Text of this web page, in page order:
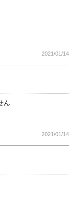
2021/01/14
ん
2021/01/14